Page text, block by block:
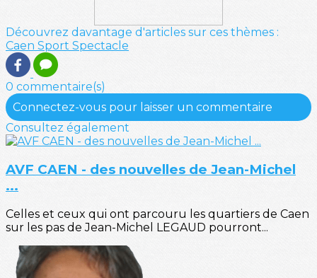
Découvrez davantage d'articles sur ces thèmes :
Caen Sport Spectacle
0 commentaire(s)
Connectez-vous pour laisser un commentaire
Consultez également
AVF CAEN - des nouvelles de Jean-Michel
...
Celles et ceux qui ont parcouru les quartiers de Caen
sur les pas de Jean-Michel LEGAUD pourront...